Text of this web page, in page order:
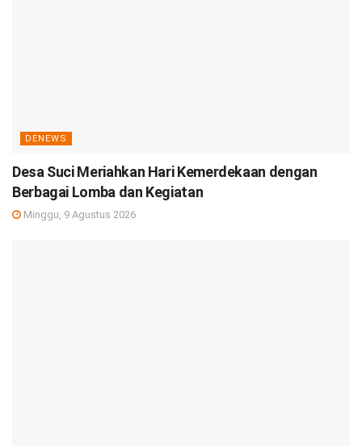
DENEWS
Desa Suci Meriahkan Hari Kemerdekaan dengan
Berbagai Lomba dan Kegiatan
Minggu, 9 Agustus 2026